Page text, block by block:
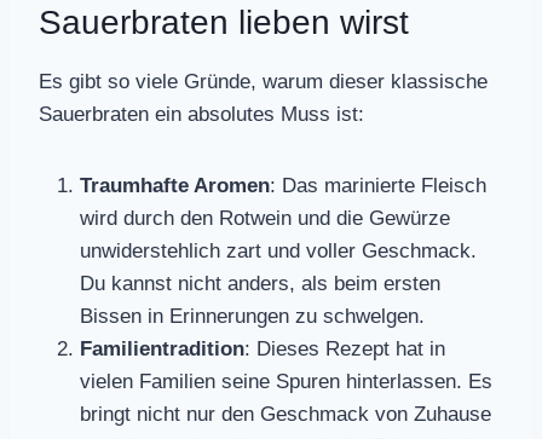
Sauerbraten lieben wirst
Es gibt so viele Gründe, warum dieser klassische
Sauerbraten ein absolutes Muss ist:
Traumhafte Aromen: Das marinierte Fleisch
wird durch den Rotwein und die Gewürze
unwiderstehlich zart und voller Geschmack.
Du kannst nicht anders, als beim ersten
Bissen in Erinnerungen zu schwelgen.
Familientradition: Dieses Rezept hat in
vielen Familien seine Spuren hinterlassen. Es
bringt nicht nur den Geschmack von Zuhause